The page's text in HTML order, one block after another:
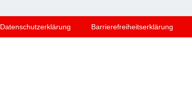
Datenschutzerklärung Barrierefreiheitserklärung